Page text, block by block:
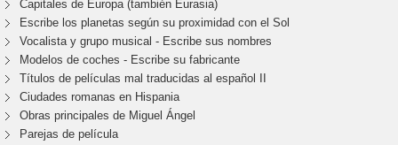
Capitales de Europa (también Eurasia)
Escribe los planetas según su proximidad con el Sol
Vocalista y grupo musical - Escribe sus nombres
Modelos de coches - Escribe su fabricante
Títulos de películas mal traducidas al español II
Ciudades romanas en Hispania
Obras principales de Miguel Ángel
Parejas de película